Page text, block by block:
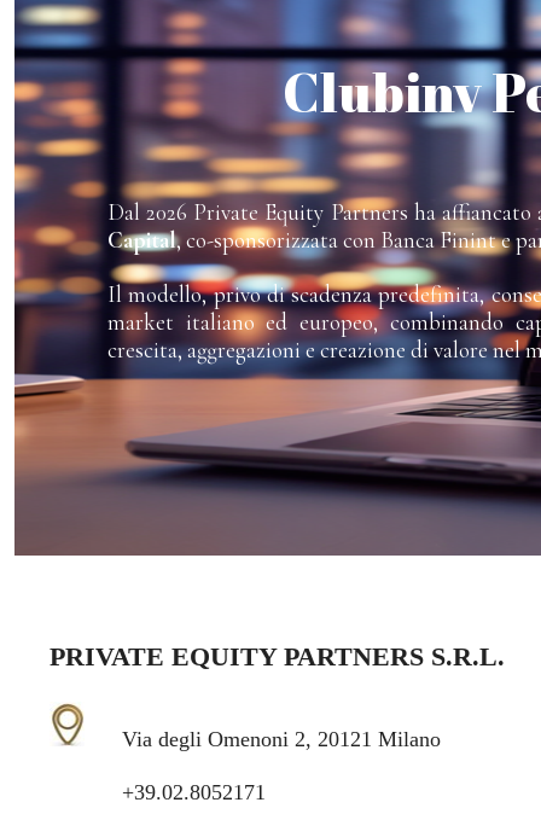
Clubinv
Dal 2026 Private Equity Partners ha
Capital, co-sponsorizzata con Banca Finint e
Il modello, privo di scadenza predefinita,
market italiano ed europeo, combinando
crescita, aggregazioni e creazione di valore nel
PRIVATE EQUITY PARTNERS S.R.L.
Via degli Omenoni 2, 20121 Milano
+39.02.8052171